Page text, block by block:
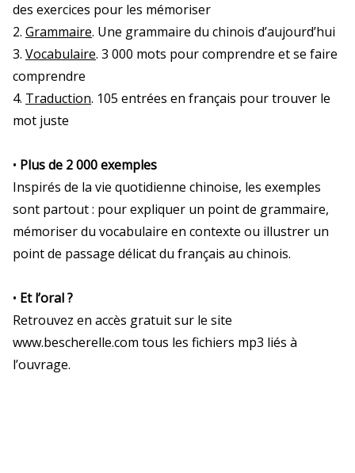
des exercices pour les mémoriser
2. Grammaire. Une grammaire du chinois d’aujourd’hui
3. Vocabulaire. 3 000 mots pour comprendre et se faire
comprendre
4. Traduction. 105 entrées en français pour trouver le
mot juste
• Plus de 2 000 exemples
Inspirés de la vie quotidienne chinoise, les exemples
sont partout : pour expliquer un point de grammaire,
mémoriser du vocabulaire en contexte ou illustrer un
point de passage délicat du français au chinois.
• Et l’oral ?
Retrouvez en accès gratuit sur le site
www.bescherelle.com tous les fichiers mp3 liés à
l’ouvrage.